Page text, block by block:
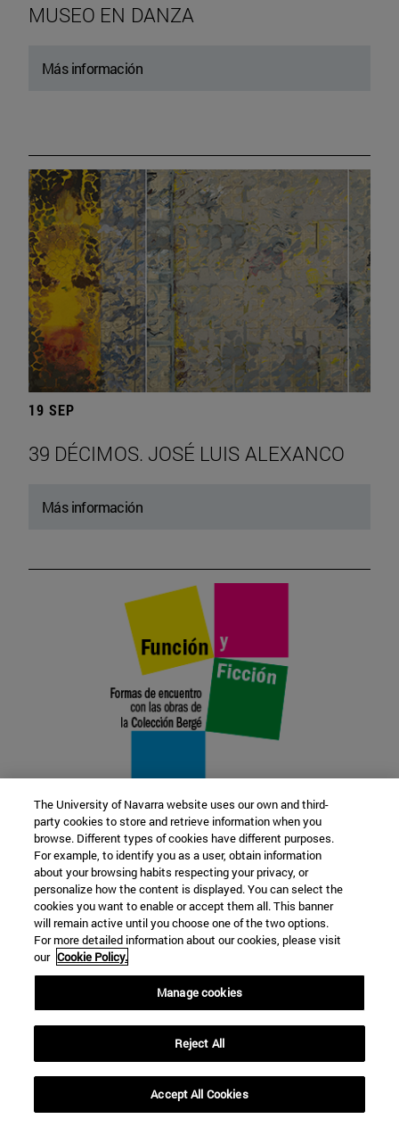
MUSEO EN DANZA
Más información
19 SEP
39 DÉCIMOS. JOSÉ LUIS ALEXANCO
Más información
22 SEP
FUNCIÓN Y FICCIÓN. Varios artistas
Más información
The University of Navarra website uses our own and third-
party cookies to store and retrieve information when you
browse. Different types of cookies have different purposes.
For example, to identify you as a user, obtain information
about your browsing habits respecting your privacy, or
personalize how the content is displayed. You can select the
cookies you want to enable or accept them all. This banner
will remain active until you choose one of the two options.
For more detailed information about our cookies, please visit
our Cookie Policy.
Manage cookies
Reject All
Accept All Cookies